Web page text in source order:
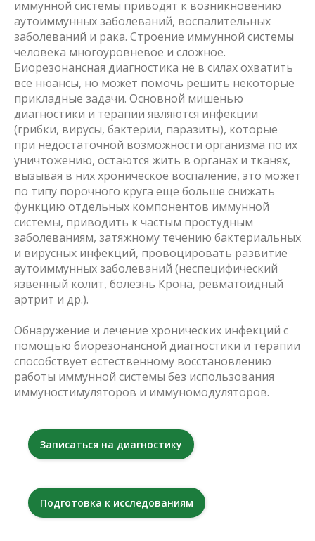
иммунной системы приводят к возникновению
аутоиммунных заболеваний, воспалительных
заболеваний и рака. Строение иммунной системы
человека многоуровневое и сложное.
Биорезонансная диагностика не в силах охватить
все нюансы, но может помочь решить некоторые
прикладные задачи. Основной мишенью
диагностики и терапии являются инфекции
(грибки, вирусы, бактерии, паразиты), которые
при недостаточной возможности организма по их
уничтожению, остаются жить в органах и тканях,
вызывая в них хроническое воспаление, это может
по типу порочного круга еще больше снижать
функцию отдельных компонентов иммунной
системы, приводить к частым простудным
заболеваниям, затяжному течению бактериальных
и вирусных инфекций, провоцировать развитие
аутоиммунных заболеваний (неспецифический
язвенный колит, болезнь Крона, ревматоидный
артрит и др.).
Обнаружение и лечение хронических инфекций с
помощью биорезонансной диагностики и терапии
способствует естественному восстановлению
работы иммунной системы без использования
иммуностимуляторов и иммуномодуляторов.
Записаться на диагностику
Подготовка к исследованиям